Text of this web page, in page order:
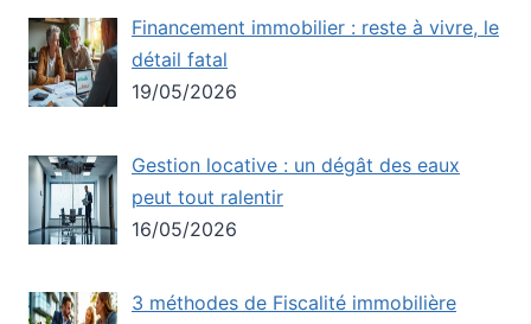
Financement immobilier : reste à vivre, le
détail fatal
19/05/2026
Gestion locative : un dégât des eaux
peut tout ralentir
16/05/2026
3 méthodes de Fiscalité immobilière